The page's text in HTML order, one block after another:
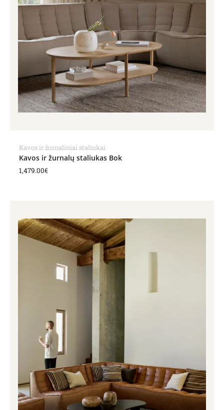
Kavos ir žurnaliniai staliukai
Kavos ir žurnalų staliukas Bok
1,479.00€